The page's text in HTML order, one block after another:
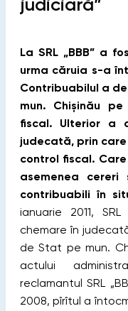
judiciară”
La SRL „BBB” a
urma căruia s-a
Contribuabilul a
mun. Chișinău
ﬁscal. Ulterior a
judecată, prin
control ﬁscal.
asemenea
contribuabili în
ianuarie 2011,
chemare în
de Stat pe mun.
actului
reclamantul SRL
2008, pîrîtul a